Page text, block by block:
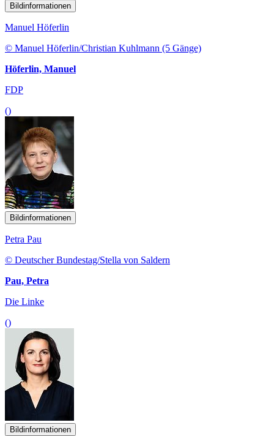
Bildinformationen
Manuel Höferlin
© Manuel Höferlin/Christian Kuhlmann (5 Gänge)
Höferlin, Manuel
FDP
()
Bildinformationen
Petra Pau
© Deutscher Bundestag/Stella von Saldern
Pau, Petra
Die Linke
()
Bildinformationen